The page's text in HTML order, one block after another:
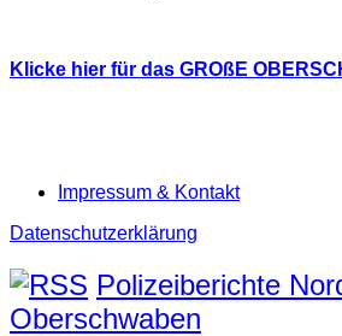
Klicke hier für das GROßE
Impressum & Kontakt
Datenschutzerklärung
Polizeiberichte
Oberschwaben